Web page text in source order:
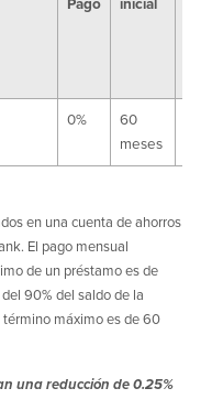
Pago inicial
0%
60
meses
en una cuenta de ahorros
El pago mensual
de un préstamo es de
90% del saldo de la
término máximo es de 60
una reducción de 0.25%